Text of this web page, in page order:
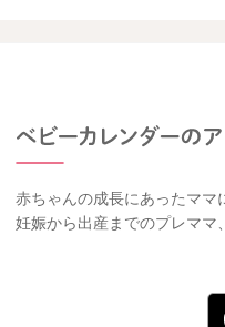
赤ちゃんの成長にあったママ
妊娠から出産までのプレママ